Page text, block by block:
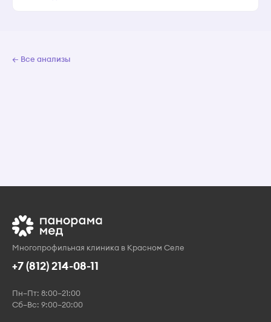
← Все анализы
Многопрофильная клиника в Красном Селе
+7 (812) 214-08-11
Пн–Пт: 8:00–21:00
Сб–Вс: 9:00–20:00